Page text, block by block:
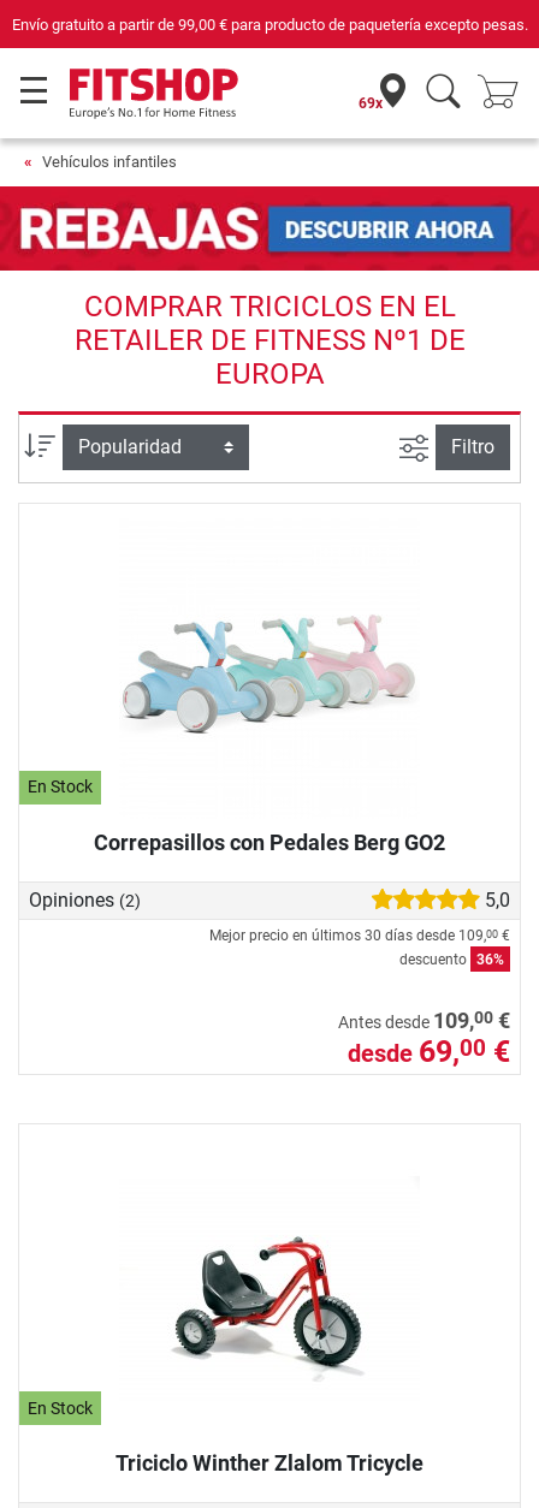
Envío gratuito a partir de 99,00 €para producto de paquetería excepto pesas.
69x
Vehículos infantiles
COMPRAR TRICICLOS EN EL
RETAILER DE FITNESS Nº1 DE
EUROPA
Ordenar por Busqueda
Filtro
En Stock
Correpasillos con Pedales Berg GO2
Opiniones (2) 5,0
Mejor precio en últimos 30 días desde 109,00 €
descuento 36%
Antes desde 109,00 €
desde 69,00 €
En Stock
Triciclo Winther Zlalom Tricycle